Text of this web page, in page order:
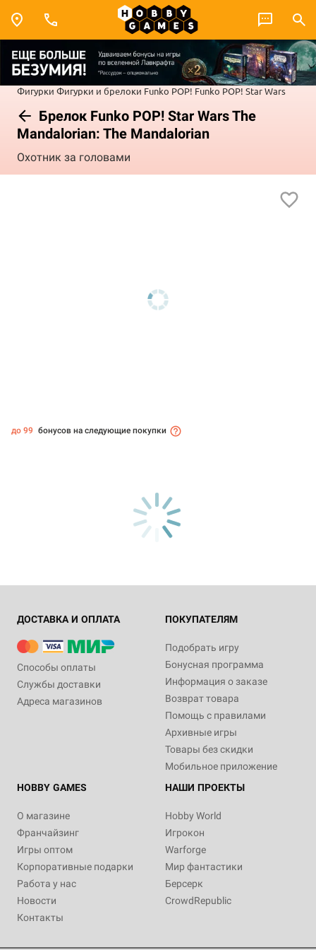
Фигурки Фигурки и брелоки Funko POP! Funko POP! Star Wars
Брелок Funko POP! Star Wars The
Mandalorian: The Mandalorian
Охотник за головами
до 99 бонусов на следующие покупки
ДОСТАВКА И ОПЛАТА
Способы оплаты
Службы доставки
Адреса магазинов
ПОКУПАТЕЛЯМ
Подобрать игру
Бонусная программа
Информация о заказе
Возврат товара
Помощь с правилами
Архивные игры
Товары без скидки
Мобильное приложение
HOBBY GAMES
О магазине
Франчайзинг
Игры оптом
Корпоративные подарки
Работа у нас
Новости
Контакты
НАШИ ПРОЕКТЫ
Hobby World
Игрокон
Warforge
Мир фантастики
Берсерк
CrowdRepublic